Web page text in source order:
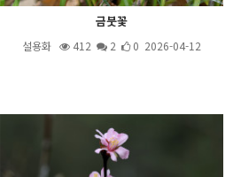
금붓꽃
설용화 412 2 0 2026-04-12